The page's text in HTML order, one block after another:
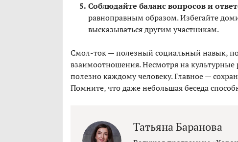
Соблюдайте баланс вопросов и
равноправным образом. Избегайте
высказываться другим участникам.
Смол-ток — полезный социальный навык,
взаимоотношения. Несмотря на
полезно каждому человеку. Главное —
Помните, что даже небольшая беседа
Татьяна Баранова